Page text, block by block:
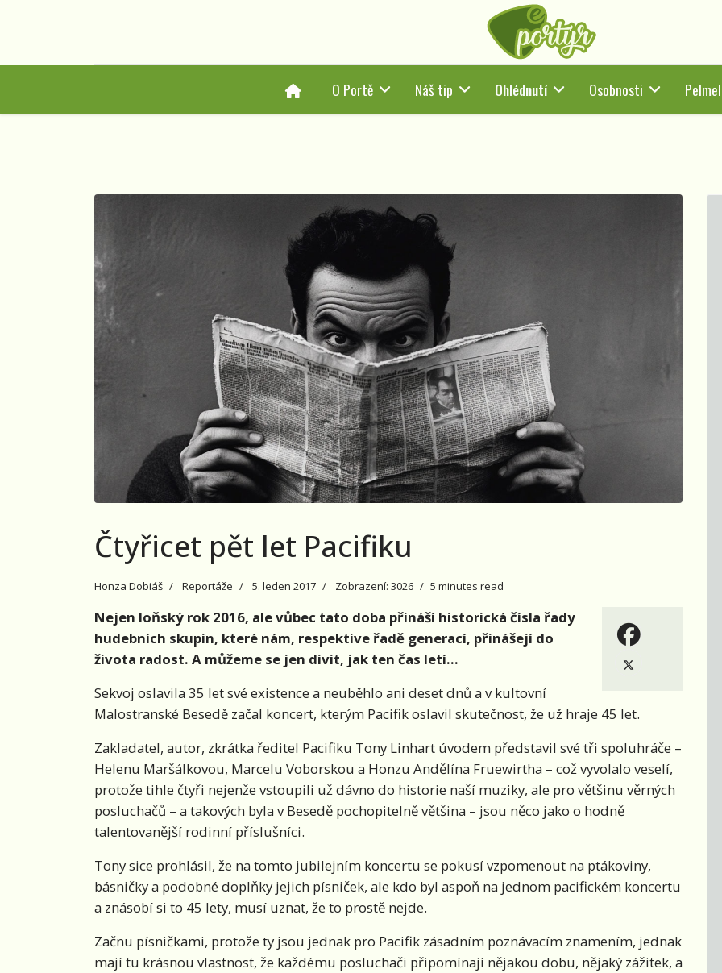
HomeO Portě Náš tip Ohlédnutí Osobnosti Pelmel
Čtyřicet pět let Pacifiku
Honza Dobiáš Reportáže 5. leden 2017 Zobrazení: 3026 5 minutes read
Nejen loňský rok 2016, ale vůbec tato doba přináší historická čísla řady
hudebních skupin, které nám, respektive řadě generací, přinášejí do
života radost. A můžeme se jen divit, jak ten čas letí…
Sekvoj oslavila 35 let své existence a neuběhlo ani deset dnů a v kultovní
Malostranské Besedě začal koncert, kterým Pacifik oslavil skutečnost, že už hraje 45 let.
Zakladatel, autor, zkrátka ředitel Pacifiku Tony Linhart úvodem představil své tři spoluhráče –
Helenu Maršálkovou, Marcelu Voborskou a Honzu Andělína Fruewirtha – což vyvolalo veselí,
protože tihle čtyři nejenže vstoupili už dávno do historie naší muziky, ale pro většinu věrných
posluchačů – a takových byla v Besedě pochopitelně většina – jsou něco jako o hodně
talentovanější rodinní příslušníci.
Tony sice prohlásil, že na tomto jubilejním koncertu se pokusí vzpomenout na ptákoviny,
básničky a podobné doplňky jejich písniček, ale kdo byl aspoň na jednom pacifickém koncertu
a znásobí si to 45 lety, musí uznat, že to prostě nejde.
Začnu písničkami, protože ty jsou jednak pro Pacifik zásadním poznávacím znamením, jednak
mají tu krásnou vlastnost, že každému posluchači připomínají nějakou dobu, nějaký zážitek, a